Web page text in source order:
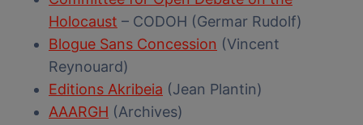
Holocaust – CODOH (Germar Rudolf)
Blogue Sans Concession (Vincent
Reynouard)
Editions Akribeia (Jean Plantin)
AAARGH (Archives)